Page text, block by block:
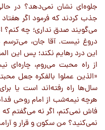
جلوه‌ای نشان نمی‌دهد؟ در
جذب کردند که فرمود اگر هفتاد
می‌گویند صدق نداری؛ چه کنم؟
دروغ نیست. آقا جان،
این درد رهایم نکند؛ پس این
از راه محبت می‌روم، چاره‌ای
«الذین عملوا بالفکره جعل
سال‌ها راه رفته‌اند است یا
هرچه نیمه‌شب از امام روحی
فاش نمی‌کنم، اگر نه می‌گفتم
نمی‌کنید؟ من سکون و قرار و